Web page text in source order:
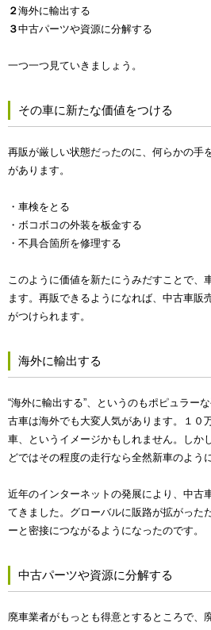
２海外に輸出する
３中古パーツや資源に分解する
一つ一つ見ていきましょう。
その車に新たな価値をつける
再販が厳しい状態だったのに、何らかの手
があります。
・車検をとる
・ボコボコの外装を板金する
・不具合箇所を修理する
このように価値を新たにうみだすことで、
ます。再販できるようになれば、中古車販
がつけられます。
海外に輸出する
“海外に輸出する”、というのもポピュラー
古車は海外でも大変人気があります。１０
車、というイメージかもしれません。しか
どではその程度の走行なら全然新車のよう
近年のインターネットの発展により、中古
てきました。グローバルに販路が拡がった
ーと密接につながるようになったのです。
中古パーツや資源に分解する
廃車業者がもっとも得意とするところで、